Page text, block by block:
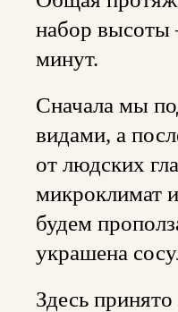
набор высоты
минут.
Сначала мы
видами, а
от людских
микроклимат
будем
украшена
Здесь